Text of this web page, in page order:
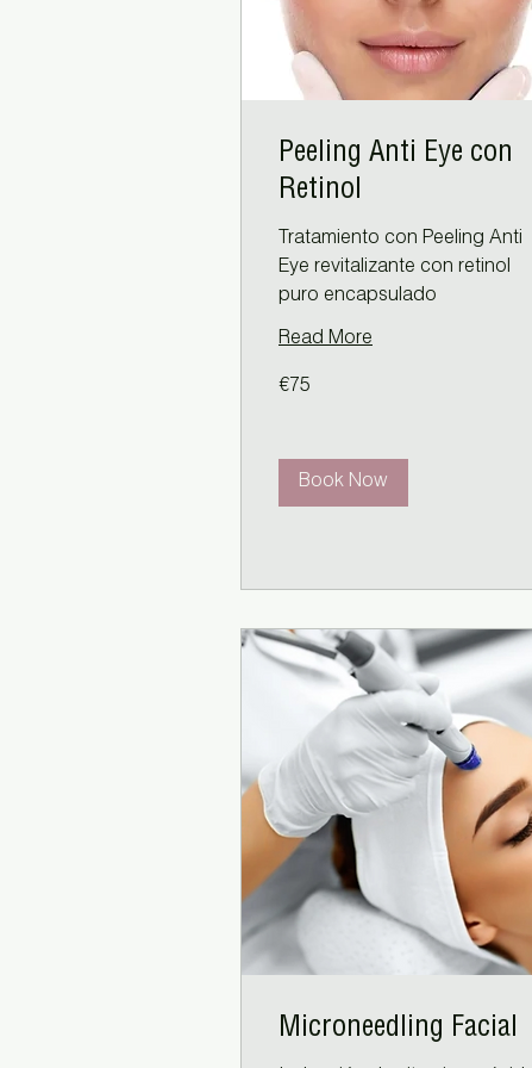
Peeling Anti Eye con
Retinol
Tratamiento con Peeling Anti
Eye revitalizante con retinol
puro encapsulado
Read More
75
euros
€75
Book Now
Microneedling Facial